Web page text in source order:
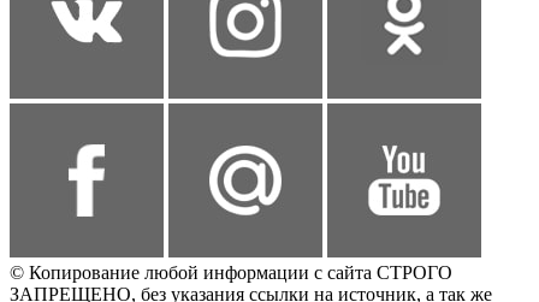
© Копирование любой информации с сайта СТРОГО
ЗАПРЕЩЕНО, без указания ссылки на источник, а так же